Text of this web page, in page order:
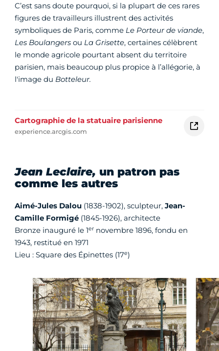
C’est sans doute pourquoi, si la plupart de ces rares
figures de travailleurs illustrent des activités
symboliques de Paris, comme Le Porteur de viande,
Les Boulangers ou La Grisette, certaines célèbrent
le monde agricole pourtant absent du territoire
parisien, mais beaucoup plus propice à l’allégorie, à
l'image du Botteleur.
Cartographie de la statuaire parisienne
experience.arcgis.com
Jean Leclaire, un patron pas
comme les autres
Aimé-Jules Dalou (1838-1902), sculpteur, Jean-
Camille Formigé (1845-1926), architecte
Bronze inauguré le 1er novembre 1896, fondu en
1943, restitué en 1971
Lieu : Square des Épinettes (17e)